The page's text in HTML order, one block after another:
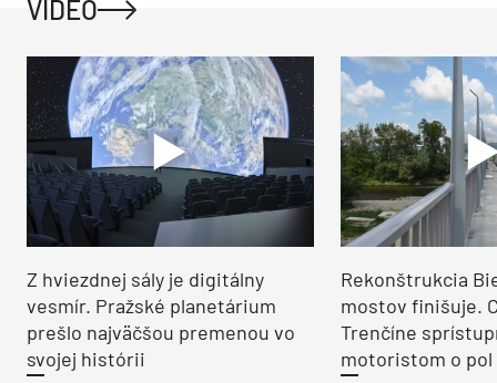
Z hviezdnej sály je digitálny
vesmír. Pražské planetárium
prešlo najväčšou premenou vo
svojej histórii
Rekonštrukcia
mostov finišuje.
Trenčíne
motoristom o pol